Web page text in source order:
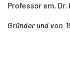
Professor em.
Gründer und von